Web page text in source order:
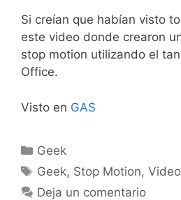
Si creían que habían visto
este video donde crearon
stop motion utilizando el
Office.
Visto en GAS
Categorías
Geek
Etiquetas
Geek, Stop Motion,Video
Deja un comentario